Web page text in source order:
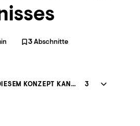
3Abschnitte
WAS DU NACH DIESEM KONZEPT KANNST 3